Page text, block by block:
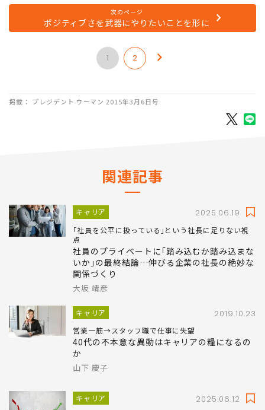
次のページ
ポジティブさを武器にやりたいことを形に
1 2
掲載： プレジデント ウーマン 2015年3月6日号
関連記事
キャリア 2025.06.19
｢社員を公平に扱っている｣という社長に足りない視
点
社員のプライベートに｢踏み込むか踏み込まな
いか｣の最終結論…伸びる企業の社長の絶妙な
関係づくり
大坂 靖彦
キャリア 2019.10.23
営業一筋→スタッフ職で仕事に失望
40代の不本意な異動はキャリアの糧になるの
か
山下 慶子
キャリア 2025.06.12